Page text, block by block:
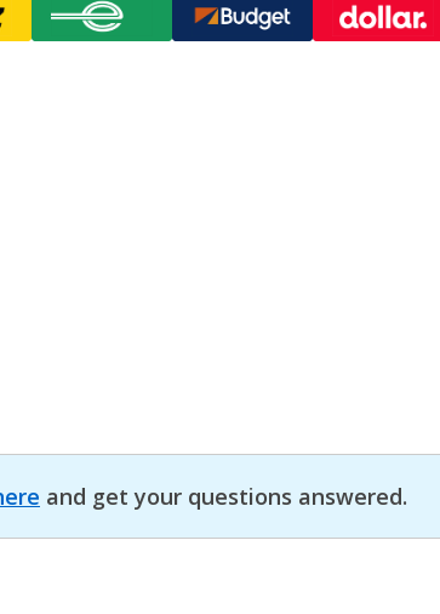
and get your questions answered.